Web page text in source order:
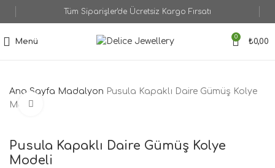
Tüm Siparişler'de Ücretsiz Kargo Fırsatı
Menü
0
₺0,00
Ana Sayfa Madalyon Pusula Kapaklı Daire Gümüş Kolye
Modeli
Pusula Kapaklı Daire Gümüş Kolye
Modeli